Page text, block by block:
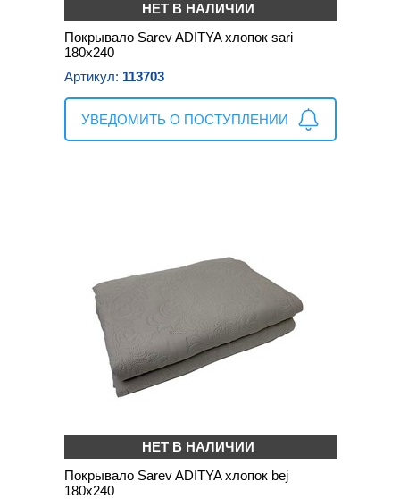
НЕТ В НАЛИЧИИ
Покрывало Sarev ADITYA хлопок sari
180х240
Артикул: 113703
УВЕДОМИТЬ О ПОСТУПЛЕНИИ
НЕТ В НАЛИЧИИ
Покрывало Sarev ADITYA хлопок bej
180х240